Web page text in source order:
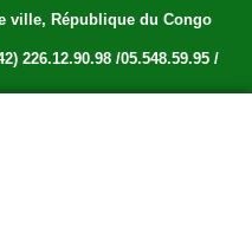
ville, République du Congo
226.12.90.98 /05.548.59.95 /